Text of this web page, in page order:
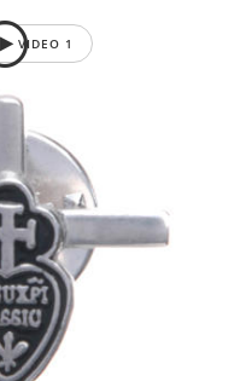
VIDEO 1